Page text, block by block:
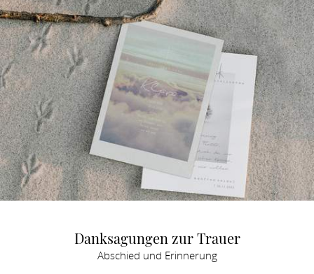
Danksagungen zur Trauer
Abschied und Erinnerung